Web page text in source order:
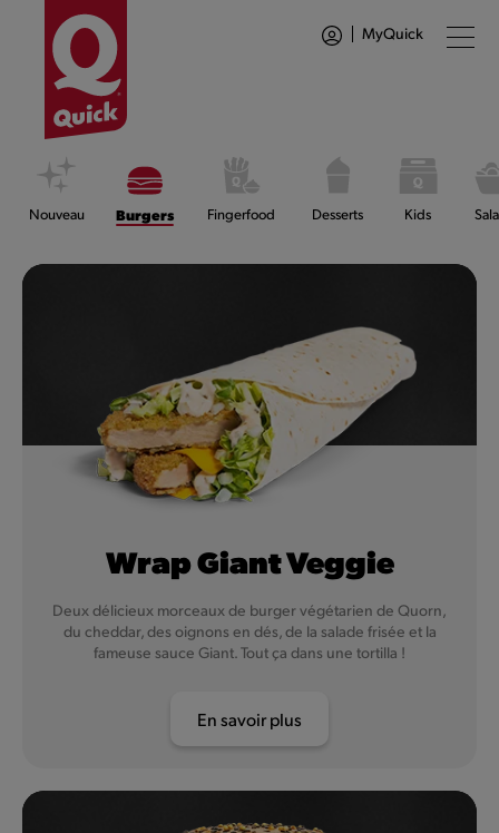
MyQuick
Nouveau Burgers Fingerfood Desserts Kids
Wrap Giant Veggie
Deux délicieux morceaux de burger végétarien de Quorn,
du cheddar, des oignons en dés, de la salade frisée et la
fameuse sauce Giant. Tout ça dans une tortilla !
En savoir plus